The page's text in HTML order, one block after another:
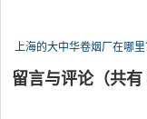
上海的大中华卷烟厂在哪里
留言与评论（共有